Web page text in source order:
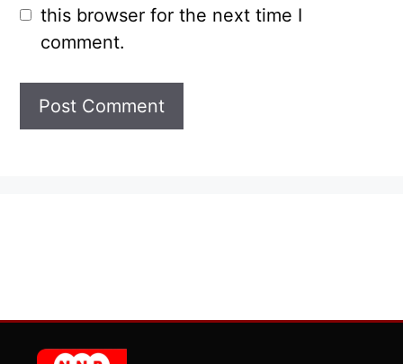
this browser for the next time I
comment.